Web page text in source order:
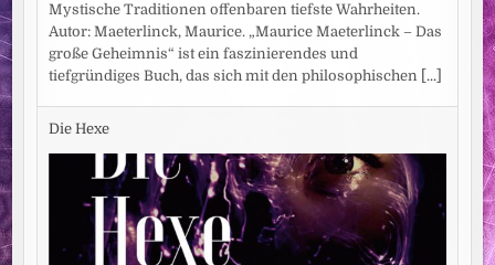
Mystische Traditionen offenbaren tiefste Wahrheiten.
Autor: Maeterlinck, Maurice. „Maurice Maeterlinck – Das
große Geheimnis“ ist ein faszinierendes und
tiefgründiges Buch, das sich mit den philosophischen [...]
Die Hexe